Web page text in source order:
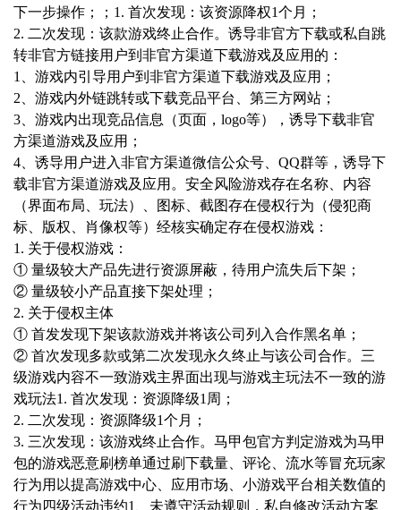
下一步操作；； 1. 首次发现：该资源降权1个月；
2. 二次发现：该款游戏终止合作。 诱导非官方下载或私自跳
转非官方链接用户到非官方渠道下载游戏及应用的：
1、游戏内引导用户到非官方渠道下载游戏及应用；
2、游戏内外链跳转或下载竞品平台、第三方网站；
3、游戏内出现竞品信息（页面，logo等），诱导下载非官
方渠道游戏及应用；
4、诱导用户进入非官方渠道微信公众号、QQ群等，诱导下
载非官方渠道游戏及应用。 安全风险游戏存在名称、内容
（界面布局、玩法）、图标、截图存在侵权行为（侵犯商
标、版权、肖像权等） 经核实确定存在侵权游戏：
1. 关于侵权游戏：
① 量级较大产品先进行资源屏蔽，待用户流失后下架；
② 量级较小产品直接下架处理；
2. 关于侵权主体
① 首发发现下架该款游戏并将该公司列入合作黑名单；
② 首次发现多款或第二次发现永久终止与该公司合作。 三
级游戏内容不一致游戏主界面出现与游戏主玩法不一致的游
戏玩法1. 首次发现：资源降级1周；
2. 二次发现：资源降级1个月；
3. 三次发现：该游戏终止合作。 马甲包官方判定游戏为马甲
包的游戏恶意刷榜单通过刷下载量、评论、流水等冒充玩家
行为用以提高游戏中心、应用市场、小游戏平台相关数值的
行为 四级活动违约1、未遵守活动规则，私自修改活动方案